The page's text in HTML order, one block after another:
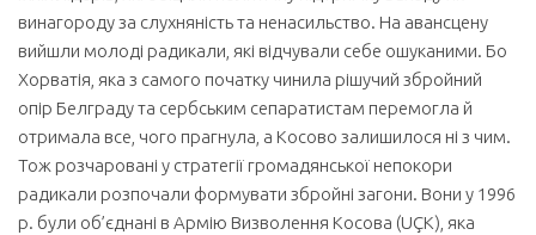
винагороду за слухняність та ненасильство. На авансцену
вийшли молоді радикали, які відчували себе ошуканими. Бо
Хорватія, яка з самого початку чинила рішучий збройний
опір Белграду та сербським сепаратистам перемогла й
отримала все, чого прагнула, а Косово залишилося ні з чим.
Тож розчаровані у стратегії громадянської непокори
радикали розпочали формувати збройні загони. Вони у 1996
р. були об’єднані в Армію Визволення Косова (UÇK), яка